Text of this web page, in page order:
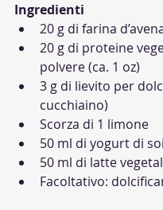
Ingredienti
20 g di farina
20 g di proteine
polvere (ca. 1 oz)
3 g di lievito per
cucchiaino)
Scorza di 1 limone
50 ml di yogurt di
50 ml di latte
Facoltativo: